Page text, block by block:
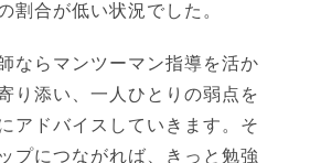
割合が低い状況でした。
ならマンツーマン指導を活か
り添い、一人ひとりの弱点を
アドバイスしていきます。そ
プにつながれば、きっと勉強